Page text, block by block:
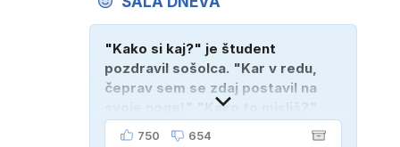
"Kako si kaj?" je študent
pozdravil sošolca. "Kar v redu,
čeprav sem se zdaj postavil na
svoje noge!" "Kako to misliš?"
"Oče mi je vzel avto!"
750 654